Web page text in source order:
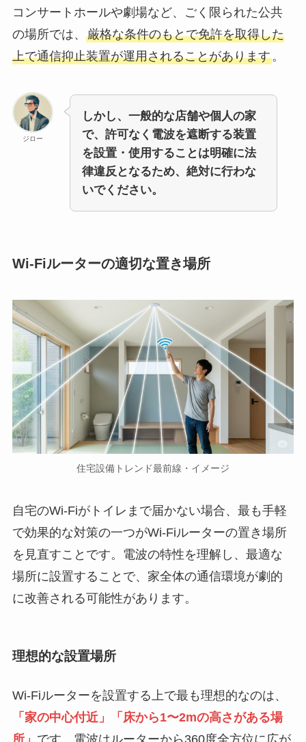
コンサートホールや劇場など、ごく限られた公共
の場所では、 厳格な条件のもとで免許を取得した
上で通信抑止装置が運用されることがあります。
ジロー
しかし、一般的な店舗や個人の家
で、許可なく電波を遮断する装置
を設置・使用することは明確に法
律違反となるため、絶対に行わな
いでください。
Wi-Fiルーターの適切な置き場所
住宅設備トレンド最前線・イメージ
自宅のWi-Fiがトイレまで届かない場合、最も手軽
で効果的な対策の一つがWi-Fiルーターの置き場所
を見直すことです。電波の特性を理解し、最適な
場所に設置することで、家全体の通信環境が劇的
に改善される可能性があります。
理想的な設置場所
Wi-Fiルーターを設置する上で最も理想的なのは、
「家の中心付近」「床から1〜2mの高さがある場